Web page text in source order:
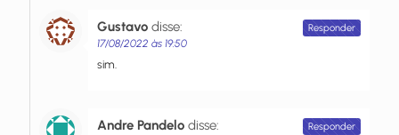
Gustavo disse:
17/08/2022 às 19:50
sim.
Responder
Andre Pandelo disse: Responder